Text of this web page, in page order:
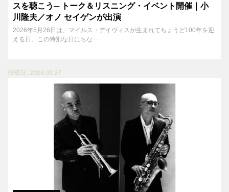
スを聴こう─ トーク＆リスニング・イベント開催｜小
川隆夫／オノ セイゲンが出演
2026年5月26日は、マイルス・デイヴィスが生まれてちょうど100年を迎
える日。この特別な日にちな･･･
投稿日 : 2026.03.27